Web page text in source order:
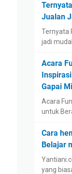
Jualan
Ternyata
jadi
Acara
Gapai
Acara
untuk
Cara
Belajar
yang